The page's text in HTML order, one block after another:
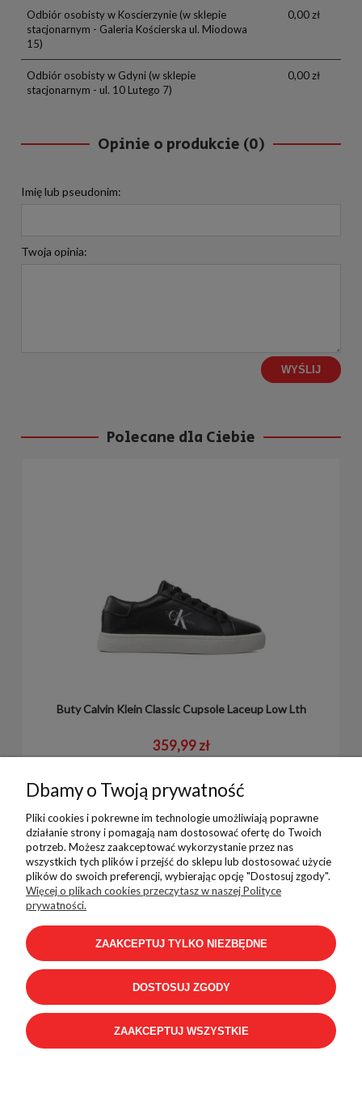
Odbiór osobisty w Koscierzynie(w sklepie
stacjonarnym - Galeria Kościerska ul. Miodowa
15)
0,00 zł
Odbiór osobisty w Gdyni(w sklepie
stacjonarnym - ul. 10 Lutego 7)
0,00 zł
Opinie o produkcie (0)
Imię lub pseudonim:
Twoja opinia:
WYŚLIJ
Polecane dla Ciebie
Buty Calvin Klein Classic Cupsole Laceup Low Lth
359,99 zł
Pomoc
Płatności i dostawa
Informacje
Dbamy o Twoją prywatność
Pliki cookies i pokrewne im technologie umożliwiają poprawne
działanie strony i pomagają nam dostosować ofertę do Twoich
potrzeb. Możesz zaakceptować wykorzystanie przez nas
wszystkich tych plików i przejść do sklepu lub dostosować użycie
plików do swoich preferencji, wybierając opcję "Dostosuj zgody".
Więcej o plikach cookies przeczytasz w naszej Polityce
prywatności.
ZAAKCEPTUJ TYLKO NIEZBĘDNE
DOSTOSUJ ZGODY
ZAAKCEPTUJ WSZYSTKIE